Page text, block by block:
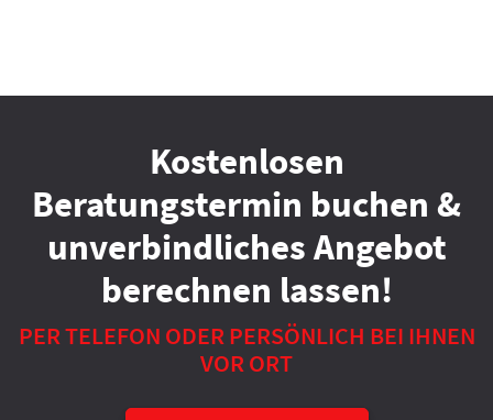
Kostenlosen
Beratungstermin buchen &
unverbindliches Angebot
berechnen lassen!
PER TELEFON ODER PERSÖNLICH BEI IHNEN
VOR ORT